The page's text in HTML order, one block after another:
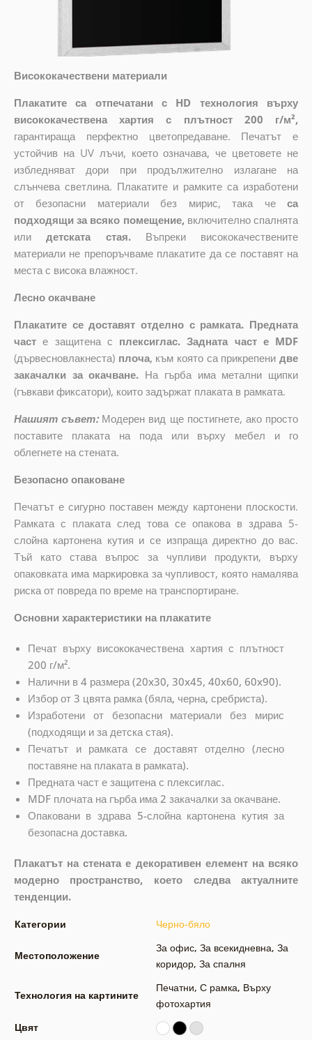
Висококачествени материали
Плакатите са отпечатани с HD технология върху
висококачествена хартия с плътност 200 г/м²,
гарантираща перфектно цветопредаване. Печатът е
устойчив на UV лъчи, което означава, че цветовете не
избледняват дори при продължително излагане на
слънчева светлина. Плакатите и рамките са изработени
от безопасни материали без мирис, така че
са
подходящи за всяко помещение, включително спалнята
или
детската стая.
Въпреки висококачествените
материали не препоръчваме плакатите да се поставят на
места с висока влажност.
Лесно окачване
Плакатите се доставят отделно с рамката. Предната
част е защитена с плексиглас. Задната част е MDF
(дървесновлакнеста) плоча, към която са прикрепени две
закачалки за окачване. На гърба има метални щипки
(гъвкави фиксатори), които задържат плаката в рамката.
Нашият съвет: Модерен вид ще постигнете, ако просто
поставите плаката на пода или върху мебел и го
облегнете на стената.
Безопасно опаковане
Печатът е сигурно поставен между картонени плоскости.
Рамката с плаката след това се опакова в здрава 5-
слойна картонена кутия и се изпраща директно до вас.
Тъй като става въпрос за чупливи продукти, върху
опаковката има маркировка за чупливост, която намалява
риска от повреда по време на транспортиране.
Основни характеристики на плакатите
Печат върху висококачествена хартия с плътност
200 г/м².
Налични в 4 размера (20x30, 30x45, 40x60, 60x90).
Избор от 3 цвята рамка (бяла, черна, сребриста).
Изработени от безопасни материали без мирис
(подходящи и за детска стая).
Печатът и рамката се доставят отделно (лесно
поставяне на плаката в рамката).
Предната част е защитена с плексиглас.
MDF плочата на гърба има 2 закачалки за окачване.
Опаковани в здрава 5-слойна картонена кутия за
безопасна доставка.
Плакатът на стената е декоративен елемент на всяко
модерно пространство, което следва актуалните
тенденции.
Категории Черно-бяло
Местоположение
За офис, За всекидневна, За
коридор, За спалня
Технология на картините
Печатни, С рамка, Върху
фотохартия
Цвят